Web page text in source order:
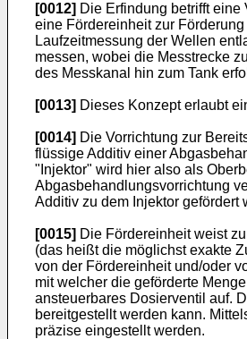
[0012] Die Erfindung betrifft
eine Fördereinheit zur
Laufzeitmessung der Wellen
messen, wobei die Messtrecke
des Messkanal hin zum Tank
[0013] Dieses Konzept erlaubt
[0014] Die Vorrichtung zur
flüssige Additiv einer
"Injektor" wird hier also als
Abgasbehandlungsvorrichtung
Additiv zu dem Injektor gefördert
[0015] Die Fördereinheit weist
(das heißt die möglichst exakte
von der Fördereinheit und/oder
mit welcher die geförderte
ansteuerbares Dosierventil auf.
bereitgestellt werden kann.
präzise eingestellt werden.